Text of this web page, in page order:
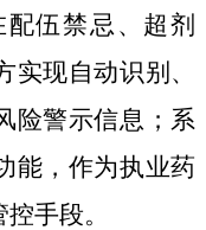
伍禁忌、超剂
现自动识别、
险警示信息；系
能，作为执业药
手段。